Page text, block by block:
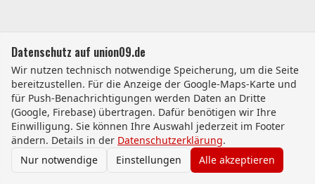
Datenschutz auf union09.de
Wir nutzen technisch notwendige Speicherung, um die Seite
bereitzustellen. Für die Anzeige der Google-Maps-Karte und
für Push-Benachrichtigungen werden Daten an Dritte
(Google, Firebase) übertragen. Dafür benötigen wir Ihre
Einwilligung. Sie können Ihre Auswahl jederzeit im Footer
ändern. Details in der Datenschutzerklärung.
Nur notwendige
Einstellungen Alle akzeptieren